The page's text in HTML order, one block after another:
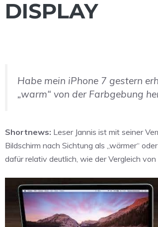
DISPLAY
Habe mein iPhone 7 gestern
„warm“ von der Farbgebung
Shortnews: Leser Jannis ist mit seiner
Bildschirm nach Sichtung als „wärmer“
dafür relativ deutlich, wie der Vergleich von